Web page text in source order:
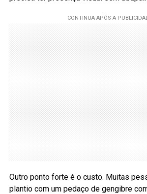
Outro ponto forte é o custo. Muitas
plantio com um pedaço de gengibre